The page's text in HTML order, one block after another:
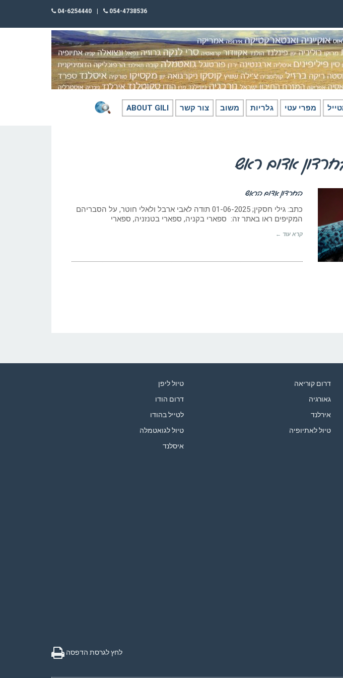
054-4738536
04-6254440
מפרי עטי גלריות משוב צור קשר ABOUT GILI
חרדון אדום ראש
החרדון אדום הראש
כתב: גילי חסקין; 01-06-2025 תודה לאבי ארבל ולאלי חוטר, על הסבריהם
המקיפים ראו באתר זה: ספארי בקניה, ספארי בטנזניה, ספארי
קרא עוד ←
דרום קוריאה
גאורגיה
אירלנד
טיול לאתיופיה
טיול ליפן
דרום הודו
לטייל בהודו
טיול לגואטמלה
איסלנד
לחץ לגרסת הדפסה